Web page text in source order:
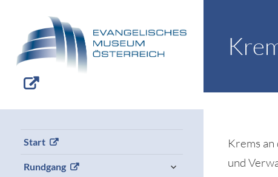
Start
Rundgang
Krems
und